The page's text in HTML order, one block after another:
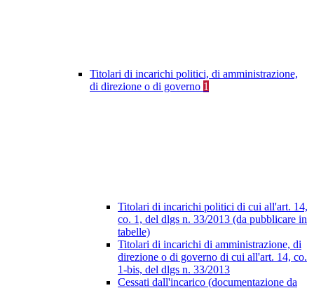
Titolari di incarichi politici, di amministrazione,
di direzione o di governo 1
Titolari di incarichi politici di cui all'art. 14,
co. 1, del dlgs n. 33/2013 (da pubblicare in
tabelle)
Titolari di incarichi di amministrazione, di
direzione o di governo di cui all'art. 14, co.
1-bis, del dlgs n. 33/2013
Cessati dall'incarico (documentazione da